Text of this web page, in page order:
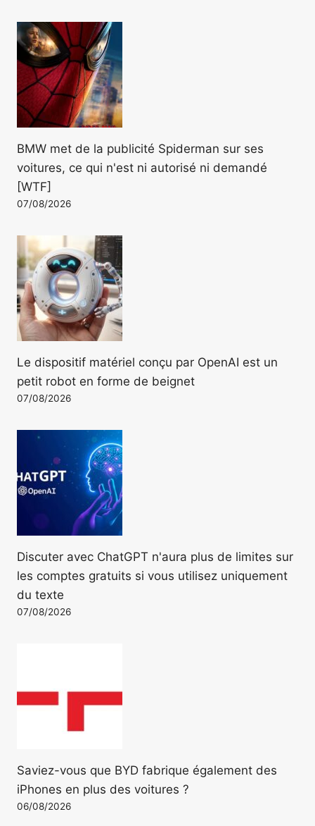
BMW met de la publicité Spiderman sur ses
voitures, ce qui n'est ni autorisé ni demandé
[WTF]
07/08/2026
Le dispositif matériel conçu par OpenAI est un
petit robot en forme de beignet
07/08/2026
Discuter avec ChatGPT n'aura plus de limites sur
les comptes gratuits si vous utilisez uniquement
du texte
07/08/2026
Saviez-vous que BYD fabrique également des
iPhones en plus des voitures ?
06/08/2026